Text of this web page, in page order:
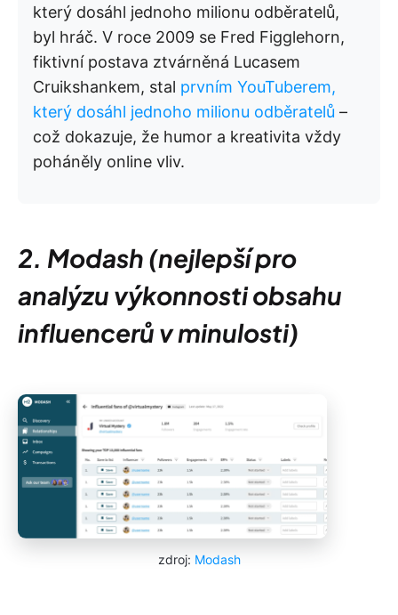
který dosáhl jednoho milionu odběratelů,
byl hráč. V roce 2009 se Fred Figglehorn,
fiktivní postava ztvárněná Lucasem
Cruikshankem, stal prvním YouTuberem,
který dosáhl jednoho milionu odběratelů –
což dokazuje, že humor a kreativita vždy
poháněly online vliv.
2. Modash (nejlepší pro
analýzu výkonnosti obsahu
influencerů v minulosti)
zdroj: Modash